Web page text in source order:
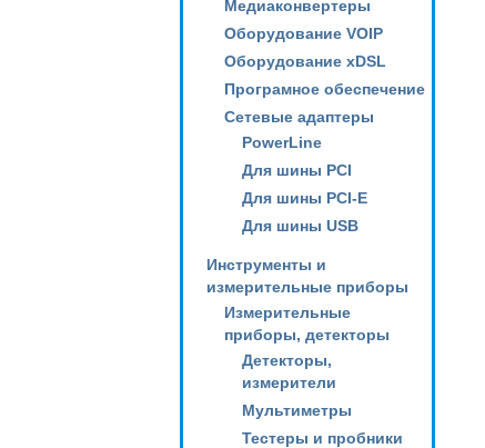
Медиаконвертеры
Оборудование VOIP
Оборудование xDSL
Програмное обеспечение
Сетевые адаптеры
PowerLine
Для шины PCI
Для шины PCI-E
Для шины USB
Инструменты и
измерительные приборы
Измерительные
приборы, детекторы
Детекторы,
измерители
Мультиметры
Тестеры и пробники